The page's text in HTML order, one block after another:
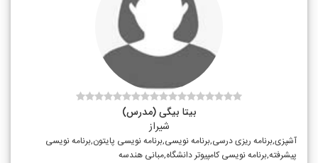
بیتا بیگی (مدرس)
شیراز
آشپزی,برنامه ریزی درسی,برنامه نویسی,برنامه نویسی پایتون,برنامه نویسی
پیشرفته,برنامه نویسی کامپیوتر دانشگاه,مبانی هندسه